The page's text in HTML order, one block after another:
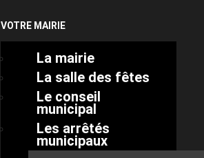
VOTRE MAIRIE
La mairie
La salle des fêtes
Le conseil
municipal
Les arrêtés
municipaux